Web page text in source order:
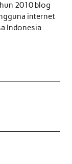
2010 blog
internet
Indonesia.